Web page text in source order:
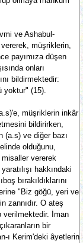
ve Ashabul-
müşriklerin,
payımıza düşen
onları
bildirmektedir:
yoktur" (15).
müşriklerin inkâr
bildirirken,
(a.s) ve diğer bazı
olduğunu,
misaller vererek
hakkındaki
bırakıldıklarını
"Biz göğü, yeri ve
zannıdır. O ateş
verilmektedir. İman
bir
ı Kerim'deki âyetlerin